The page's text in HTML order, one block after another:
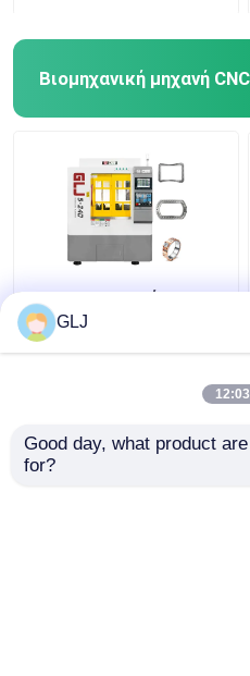
Βιομηχανική μηχανή CNC
G5-240 Μηχανή
τεσσάρων σταθμών
GLJ
Good day, what product
for?